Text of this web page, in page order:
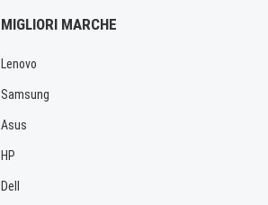
MIGLIORI MARCHE
Lenovo
Samsung
Asus
HP
Dell